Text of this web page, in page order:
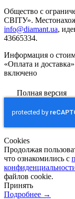
Общество с
СВІТУ».
info@diamant.ua,
43665334.
Информация о
«Оплата и
включено
Полная версия
Сookies
Продолжая
что ознакомились с
файлов cookie.
Принять
Подробнее →